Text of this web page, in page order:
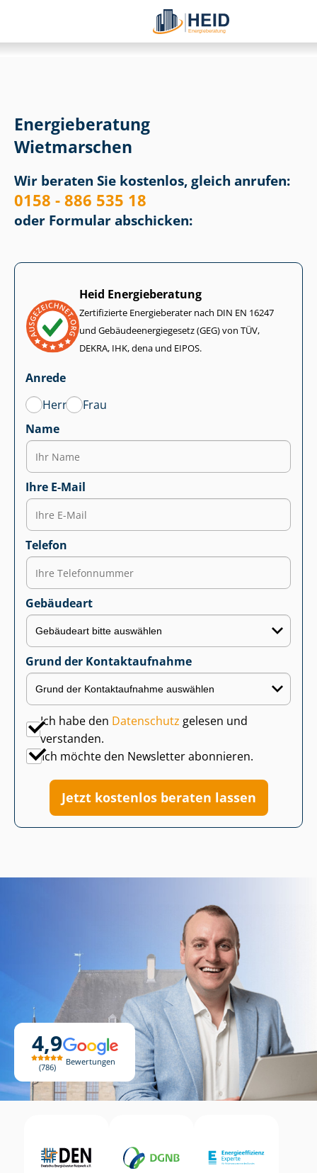
4,9
786
Bewertungen
Energieberatung
Wietmarschen
Wir beraten Sie kostenlos, gleich anrufen:
0158 - 886 535 18
oder Formular abschicken:
Heid Energieberatung
Zertifizierte Energieberater nach DIN EN 16247
und Ge­bäu­de­en­er­gie­ge­setz (GEG) von TÜV,
DEKRA, IHK, dena und EIPOS.
Anrede
Herr
Frau
Name
Ihre E-Mail
Telefon
Gebäudeart
Grund der Kontaktaufnahme
Ich habe den Datenschutz gelesen und
verstanden.
Ich möchte den Newsletter abonnieren.
Jetzt kostenlos beraten lassen